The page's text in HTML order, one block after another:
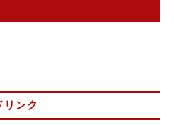
リンク